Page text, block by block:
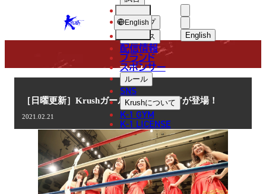
KRUSH English
ショップ
ニュース
配信情報
ブランド
スポンサー
ルール
SNS
Krushについて
K-1 GYM
K-1 LICENSE
English
COLUMN
コラム
［日曜更新］Krushガールズ 佐野マリアが登場！
2021.02.21